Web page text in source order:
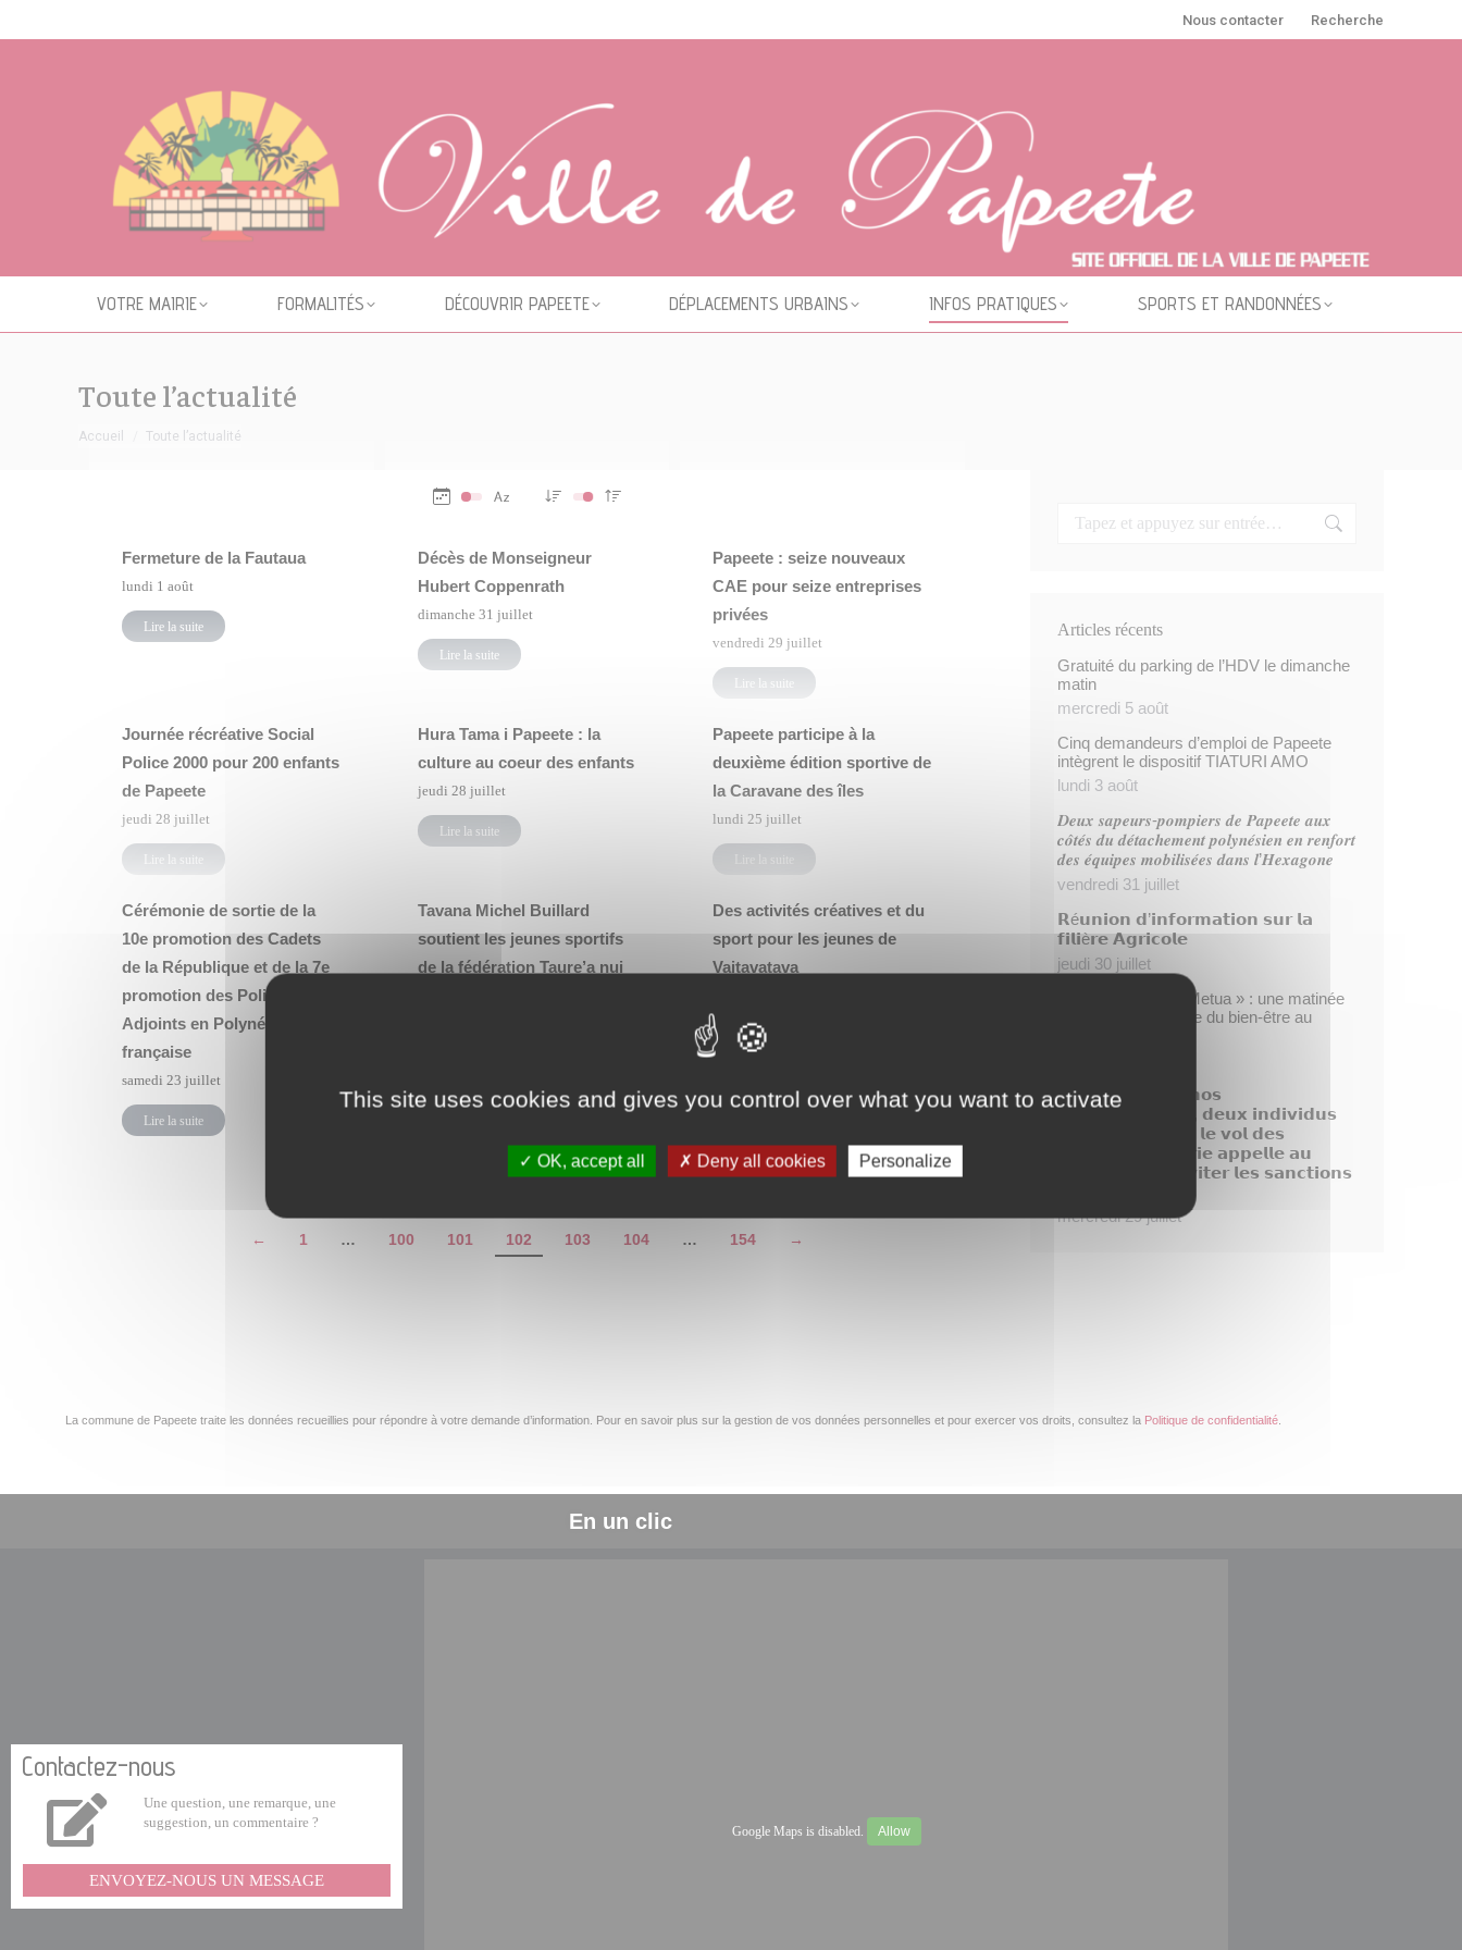
Nous contacter Recherche
VOTRE MAIRIE FORMALITÉS DÉCOUVRIR PAPEETE DÉPLACEMENTS URBAINS INFOS PRATIQUES SPORTS ET RANDONNÉES
Toute l’actualité
Vous êtes ici :
Accueil Toute l’actualité
Fermeture de la Fautaua
lundi 1 août
Lire la suite
Décès de Monseigneur
Hubert Coppenrath
dimanche 31 juillet
Lire la suite
Papeete : seize nouveaux
CAE pour seize entreprises
privées
vendredi 29 juillet
Lire la suite
Journée récréative Social
Police 2000 pour 200 enfants
de Papeete
jeudi 28 juillet
Lire la suite
Hura Tama i Papeete : la
culture au coeur des enfants
jeudi 28 juillet
Lire la suite
Papeete participe à la
deuxième édition sportive de
la Caravane des îles
lundi 25 juillet
Cérémonie de sortie de la
10e promotion des Cadets
de la République et de la 7e
promotion des Policiers
Adjoints en Polynésie
française
samedi 23 juillet
Lire la suite
Tavana Michel Buillard
soutient les jeunes sportifs
de la fédération Taure’a nui
Des activités créatives et du
sport pour les jeunes de
Vaitavatava
Lire la suite
← 1 … 100 101 102 103 104 … 154 →
Articles récents
Gratuité du parking de l’HDV le dimanche
matin
mercredi 5 août
Cinq demandeurs d’emploi de Papeete
intègrent le dispositif TIATURI AMO
lundi 3 août
𝑫𝒆𝒖𝒙 𝒔𝒂𝒑𝒆𝒖𝒓𝒔-𝒑𝒐𝒎𝒑𝒊𝒆𝒓𝒔 𝒅𝒆 𝑷𝒂𝒑𝒆𝒆𝒕𝒆 𝒂𝒖𝒙
𝒄𝒐̂𝒕𝒆́𝒔 𝒅𝒖 𝒅𝒆́𝒕𝒂𝒄𝒉𝒆𝒎𝒆𝒏𝒕 𝒑𝒐𝒍𝒚𝒏𝒆́𝒔𝒊𝒆𝒏 𝒆𝒏 𝒓𝒆𝒏𝒇𝒐𝒓𝒕
𝒅𝒆𝒔 𝒆́𝒒𝒖𝒊𝒑𝒆𝒔 𝒎𝒐𝒃𝒊𝒍𝒊𝒔𝒆́𝒆𝒔 𝒅𝒂𝒏𝒔 𝒍’𝑯𝒆𝒙𝒂𝒈𝒐𝒏𝒆
vendredi 31 juillet
𝗥é𝘂𝗻𝗶𝗼𝗻 𝗱’𝗶𝗻𝗳𝗼𝗿𝗺𝗮𝘁𝗶𝗼𝗻 𝘀𝘂𝗿 𝗹𝗮
𝗳𝗶𝗹𝗶è𝗿𝗲 𝗔𝗴𝗿𝗶𝗰𝗼𝗹𝗲
jeudi 30 juillet
Opération « Taofe Metua » : une matinée
placée sous le signe du bien-être au
𝗗𝗶𝘀𝗽𝗮𝗿𝗶𝘁𝗶𝗼𝗻 𝗱𝗲 𝗻𝗼𝘀
𝗯𝗼𝘂𝗴𝗮𝗶𝗻𝘃𝗶𝗹𝗹𝗶𝗲𝗿𝘀, 𝗱𝗲𝘂𝘅 𝗶𝗻𝗱𝗶𝘃𝗶𝗱𝘂𝘀
𝗶𝗱𝗲𝗻𝘁𝗶𝗳𝗶é𝘀 𝗮𝗽𝗿é𝘀 𝗹𝗲 𝘃𝗼𝗹 𝗱𝗲𝘀
𝗽𝗹𝗮𝗻𝘁𝗲𝘀, 𝗹𝗮 𝗺𝗮𝗶𝗿𝗶𝗲 𝗮𝗽𝗽𝗲𝗹𝗹𝗲 𝗮𝘂
𝗰𝗶𝘃𝗶𝘀𝗺𝗲 𝗽𝗼𝘂𝗿 é𝘃𝗶𝘁𝗲𝗿 𝗹𝗲𝘀 𝘀𝗮𝗻𝗰𝘁𝗶𝗼𝗻𝘀
mercredi 29 juillet
La commune de Papeete traite les données recueillies pour répondre à votre demande d’information. Pour en savoir plus sur la gestion de vos données personnelles et pour exercer vos droits, consultez la Politique de confidentialité
En un clic
Contactez-nous
Une question, une remarque, une
suggestion, un commentaire ?
ENVOYEZ-NOUS UN MESSAGE
Google Maps is disabled. Allow
This site uses cookies and gives you control over what you want to activate
OK, accept all Deny all cookies Personalize